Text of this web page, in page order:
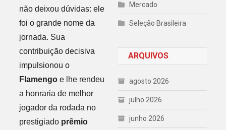
não deixou dúvidas: ele
foi o grande nome da
jornada. Sua
contribuição decisiva
impulsionou o
Flamengoe lhe rendeu
a honraria de melhor
jogador da rodada no
prestigiado prêmio
Mercado
Seleção Brasileira
ARQUIVOS
agosto 2026
julho 2026
junho 2026